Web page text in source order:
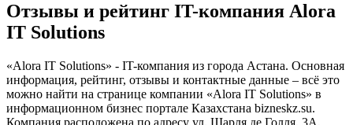
Отзывы и рейтинг IT-компания Alora
IT Solutions
«Alora IT Solutions» - IT-компания из города Астана. Основная
информация, рейтинг, отзывы и контактные данные – всё это
можно найти на странице компании «Alora IT Solutions» в
информационном бизнес портале Казахстана bizneskz.su.